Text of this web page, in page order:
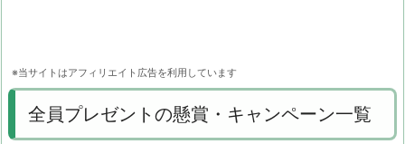
※当サイトはアフィリエイト広告を利用しています
全員プレゼントの懸賞・キャンペーン一覧